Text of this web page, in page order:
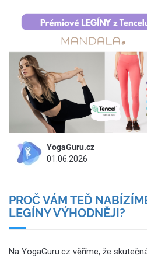
YogaGuru.cz
01.06.2026
PROČ VÁM TEĎ
LEGÍNY VÝHODNĚJI?
Na YogaGuru.cz věříme, že